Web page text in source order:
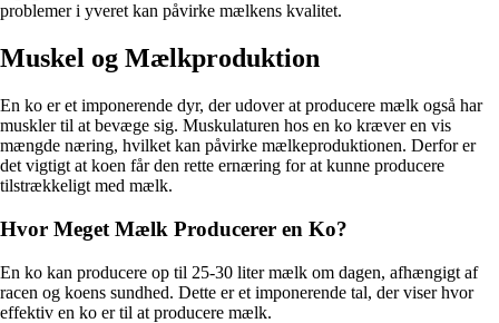
problemer i yveret kan påvirke mælkens kvalitet.
Muskel og Mælkproduktion
En ko er et imponerende dyr, der udover at producere mælk også har
muskler til at bevæge sig. Muskulaturen hos en ko kræver en vis
mængde næring, hvilket kan påvirke mælkeproduktionen. Derfor er
det vigtigt at koen får den rette ernæring for at kunne producere
tilstrækkeligt med mælk.
Hvor Meget Mælk Producerer en Ko?
En ko kan producere op til 25-30 liter mælk om dagen, afhængigt af
racen og koens sundhed. Dette er et imponerende tal, der viser hvor
effektiv en ko er til at producere mælk.